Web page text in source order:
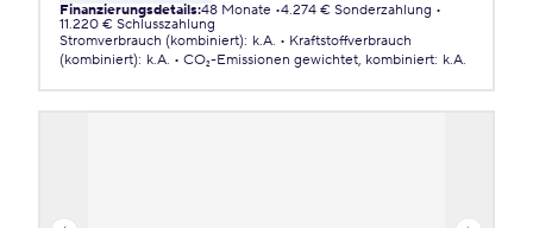
Finanzierungsdetails:48 Monate 4.274 € Sonderzahlung
11.220 € Schlusszahlung
Stromverbrauch (kombiniert): k.A.
Kraftstoffverbrauch
(kombiniert): k.A. CO₂-Emissionen gewichtet, kombiniert: k.A.